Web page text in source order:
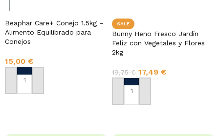
Beaphar Care+ Conejo 1.5kg –
Alimento Equilibrado para
Conejos
15,00 €
AÑADIR AL CARRITO
SALE
Bunny Heno Fresco Jardín
Feliz con Vegetales y Flores
2kg
19,75€ 17,49 €
AÑADIR AL CARRITO